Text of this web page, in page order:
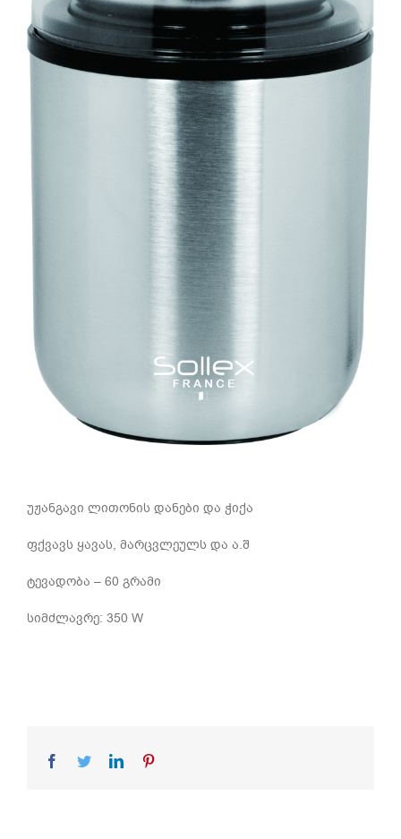
უჟანგავი ლითონის დანები და ჭიქა
ფქვავს ყავას, მარცვლეულს და ა.შ
ტევადობა – 60 გრამი
სიმძლავრე: 350 W
Facebook
TwitterLinkedIn